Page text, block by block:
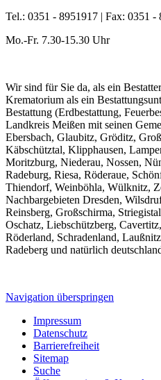
Tel.: 0351 - 8951917 | Fax: 0351 -
Mo.-Fr. 7.30-15.30 Uhr
Wir sind für Sie da, als ein
Krematorium als ein
Bestattung (Erdbestattung,
Landkreis Meißen mit seinen
Ebersbach, Glaubitz, Gröditz,
Käbschütztal, Klipphausen,
Moritzburg, Niederau, Nossen,
Radeburg, Riesa, Röderaue,
Thiendorf, Weinböhla, Wülknitz,
Nachbargebieten Dresden,
Reinsberg, Großschirma,
Oschatz, Liebschützberg,
Röderland, Schradenland,
Radeberg und natürlich
Navigation überspringen
Impressum
Datenschutz
Barrierefreiheit
Sitemap
Suche